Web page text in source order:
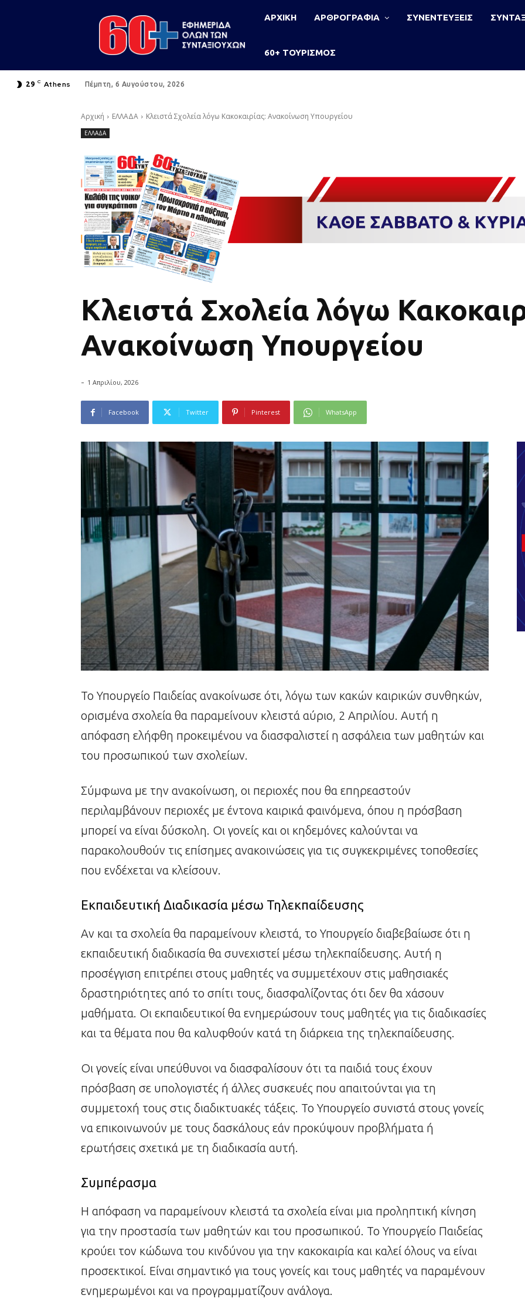
ΑΡΧΙΚΗ ΑΡΘΡΟΓΡΑΦΙΑ ΣΥΝΕΝΤΕΥΞΕΙΣ
60+ ΤΟΥΡΙΣΜΟΣ
29 C Athens Πέμπτη, 6 Αυγούστου, 2026
Αρχική ΕΛΛΑΔΑ Κλειστά Σχολεία λόγω Κακοκαιρίας: Ανακοίνωση Υπουργείου
ΕΛΛΑΔΑ
Κλειστά Σχολεία λόγω
Ανακοίνωση Υπουργείου
- 1 Απριλίου, 2026
Facebook Twitter Pinterest WhatsApp
Το Υπουργείο Παιδείας ανακοίνωσε ότι, λόγω των κακών καιρικών συνθηκών,
ορισμένα σχολεία θα παραμείνουν κλειστά αύριο, 2 Απριλίου. Αυτή η
απόφαση ελήφθη προκειμένου να διασφαλιστεί η ασφάλεια των μαθητών και
του προσωπικού των σχολείων.
Σύμφωνα με την ανακοίνωση, οι περιοχές που θα επηρεαστούν
περιλαμβάνουν περιοχές με έντονα καιρικά φαινόμενα, όπου η πρόσβαση
μπορεί να είναι δύσκολη. Οι γονείς και οι κηδεμόνες καλούνται να
παρακολουθούν τις επίσημες ανακοινώσεις για τις συγκεκριμένες τοποθεσίες
που ενδέχεται να κλείσουν.
Εκπαιδευτική Διαδικασία μέσω Τηλεκπαίδευσης
Αν και τα σχολεία θα παραμείνουν κλειστά, το Υπουργείο διαβεβαίωσε ότι η
εκπαιδευτική διαδικασία θα συνεχιστεί μέσω τηλεκπαίδευσης. Αυτή η
προσέγγιση επιτρέπει στους μαθητές να συμμετέχουν στις μαθησιακές
δραστηριότητες από το σπίτι τους, διασφαλίζοντας ότι δεν θα χάσουν
μαθήματα. Οι εκπαιδευτικοί θα ενημερώσουν τους μαθητές για τις διαδικασίες
και τα θέματα που θα καλυφθούν κατά τη διάρκεια της τηλεκπαίδευσης.
Οι γονείς είναι υπεύθυνοι να διασφαλίσουν ότι τα παιδιά τους έχουν
πρόσβαση σε υπολογιστές ή άλλες συσκευές που απαιτούνται για τη
συμμετοχή τους στις διαδικτυακές τάξεις. Το Υπουργείο συνιστά στους γονείς
να επικοινωνούν με τους δασκάλους εάν προκύψουν προβλήματα ή
ερωτήσεις σχετικά με τη διαδικασία αυτή.
Συμπέρασμα
Η απόφαση να παραμείνουν κλειστά τα σχολεία είναι μια προληπτική κίνηση
για την προστασία των μαθητών και του προσωπικού. Το Υπουργείο Παιδείας
κρούει τον κώδωνα του κινδύνου για την κακοκαιρία και καλεί όλους να είναι
προσεκτικοί. Είναι σημαντικό για τους γονείς και τους μαθητές να παραμένουν
ενημερωμένοι και να προγραμματίζουν ανάλογα.